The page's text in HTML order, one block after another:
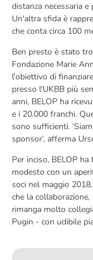
distanza necessaria
Un'altra sfida è
che conta circa 100
Ben presto è stato
Fondazione Marie
l'obiettivo di
presso l'UKBB più
anni, BELOP ha
e i 20.000 franchi.
sono sufficienti.
sponsor‘, afferma
Per inciso, BELOP
modesto con un
soci nel maggio
che la
rimanga molto
Pugin - con udibile